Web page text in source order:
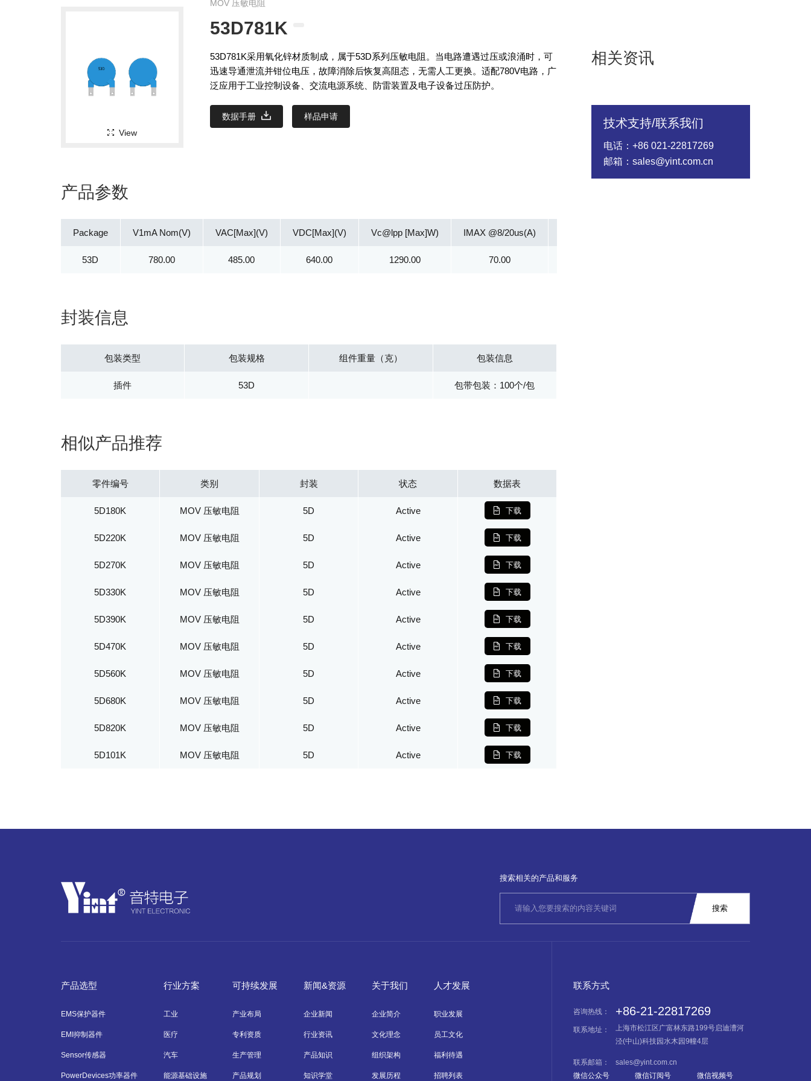
View
MOV 压敏电阻
53D781K
53D781K采用氧化锌材质制成，属于53D系列压敏电阻。当电路遭遇过压或浪涌时，可
迅速导通泄流并钳位电压，故障消除后恢复高阻态，无需人工更换。适配780V电路，广
泛应用于工业控制设备、交流电源系统、防雷装置及电子设备过压防护。
数据手册 样品申请
产品参数
Package
53D
V1mA Nom(V)
780.00
VAC[Max](V)
485.00
VDC[Max](V)
640.00
Vc@lpp [Max]W)
1290.00
IMAX @8/20us(A)
70.00
封装信息
包装类型
插件
包装规格
53D
组件重量（克） 包装信息
包带包装：100个/包
相似产品推荐
零件编号 类别 封装 状态 数据表
5D180K MOV 压敏电阻 5D Active 下载
5D220K MOV 压敏电阻 5D Active 下载
5D270K MOV 压敏电阻 5D Active 下载
5D330K MOV 压敏电阻 5D Active 下载
5D390K MOV 压敏电阻 5D Active 下载
5D470K MOV 压敏电阻 5D Active 下载
5D560K MOV 压敏电阻 5D Active 下载
5D680K MOV 压敏电阻 5D Active 下载
5D820K MOV 压敏电阻 5D Active 下载
5D101K MOV 压敏电阻 5D Active 下载
相关资讯
技术支持/联系我们
电话：+86 021-22817269
邮箱：sales@yint.com.cn
搜索相关的产品和服务
产品选型
EMS保护器件
EMI抑制器件
Sensor传感器
PowerDevices功率器件
行业方案
工业
医疗
汽车
能源基础设施
可持续发展
产业布局
专利资质
生产管理
产品规划
新闻&资源
企业新闻
行业资讯
产品知识
知识学堂
关于我们
企业简介
文化理念
组织架构
发展历程
人才发展
职业发展
员工文化
福利待遇
招聘列表
联系方式
咨询热线： +86-21-22817269
联系地址：
上海市松江区广富林东路199号启迪漕河
泾(中山)科技园水木园9幢4层
联系邮箱：
sales@yint.com.cn
微信公众号
微信订阅号 微信视频号